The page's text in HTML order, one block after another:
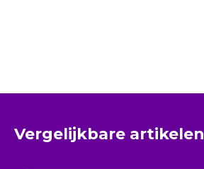
Vergelijkbare artikelen